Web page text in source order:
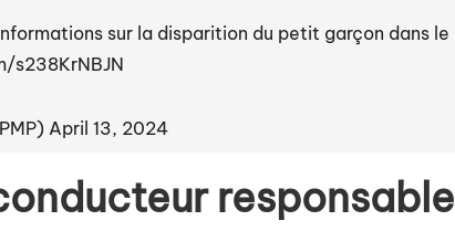
sur la disparition du petit garçon dans le
April 13, 2024
responsable